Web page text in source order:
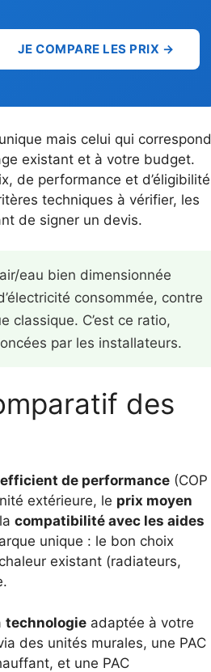
JE COMPARE LES PRIX →
mais celui qui correspond
existant et à votre budget.
de performance et d’éligibilité
techniques à vérifier, les
de signer un devis.
eau bien dimensionnée
consommée, contre
classique. C’est ce ratio,
par les installateurs.
des
de performance (COP
extérieure, le prix moyen
compatibilité avec les aides
unique : le bon choix
existant (radiateurs,
technologie adaptée à votre
des unités murales, une PAC
et une PAC